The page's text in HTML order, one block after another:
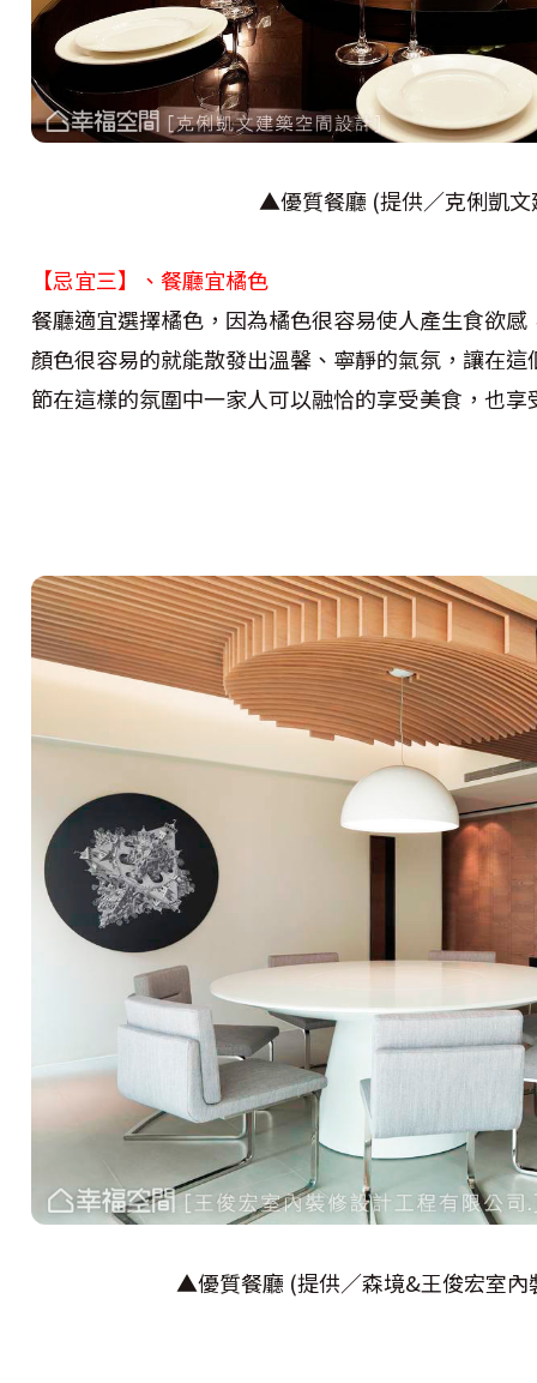
▲優質餐廳 (提供／克俐凱文
【忌宜三】、餐廳宜橘色
餐廳適宜選擇橘色，因為橘色很容易使人產生食欲
顏色很容易的就能散發出溫馨、寧靜的氣氛，讓在
節在這樣的氛圍中一家人可以融恰的享受美食，也享
▲優質餐廳 (提供／森境&王俊宏室內